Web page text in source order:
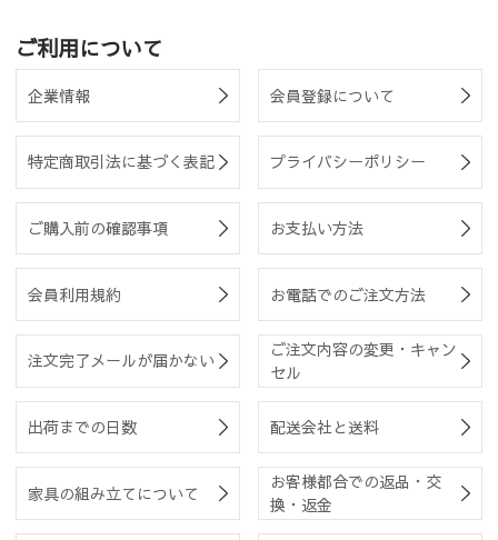
ご利用について
企業情報 会員登録について
特定商取引法に基づく表記 プライバシーポリシー
ご購入前の確認事項 お支払い方法
会員利用規約 お電話でのご注文方法
注文完了メールが届かない
ご注文内容の変更・キャン
セル
出荷までの日数 配送会社と送料
家具の組み立てについて
お客様都合での返品・交
換・返金